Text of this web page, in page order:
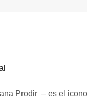
Prodir – es el